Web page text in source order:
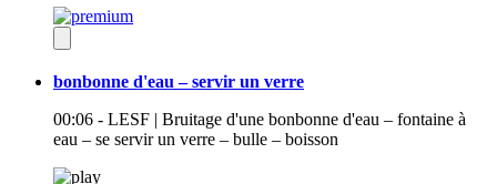
bonbonne d'eau – servir un verre
00:06 - LESF | Bruitage d'une bonbonne d'eau – fontaine à
eau – se servir un verre – bulle – boisson